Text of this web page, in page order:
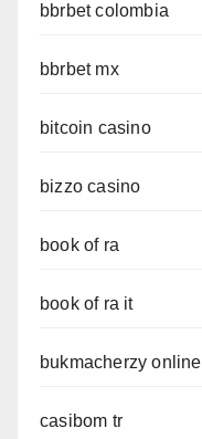
bbrbet colombia
bbrbet mx
bitcoin casino
bizzo casino
book of ra
book of ra it
bukmacherzy online
casibom tr